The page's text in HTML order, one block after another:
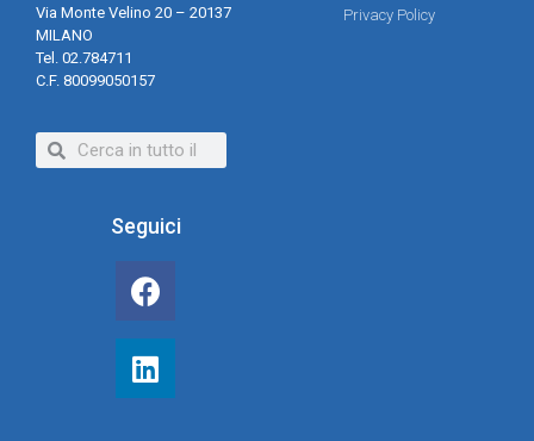
Via Monte Velino 20 – 20137
MILANO
Tel. 02.784711
C.F. 80099050157
Privacy Policy
Seguici